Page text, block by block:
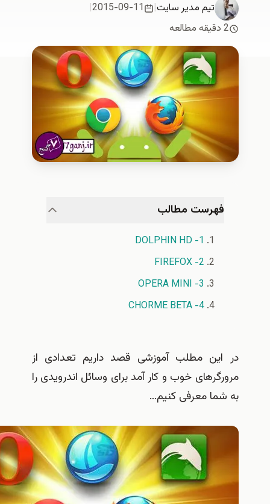
تیم مدیر سایت|
2015-09-11
|
مطالب
مطلب آموزشی قصد داریم تعدادی از
خوب و کار آمد برای وسائل اندرویدی را
معرفی کنیم…